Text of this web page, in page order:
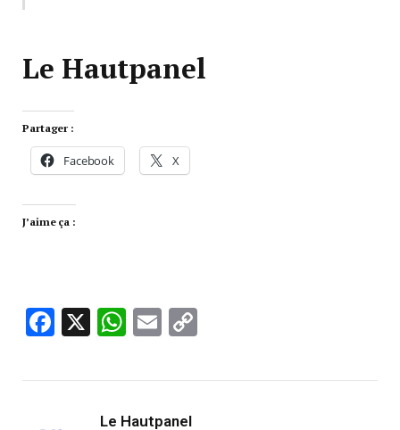
Le Hautpanel
Partager :
Facebook X
J’aime ça :
Facebook
X WhatsApp
Email
Le Hautpanel